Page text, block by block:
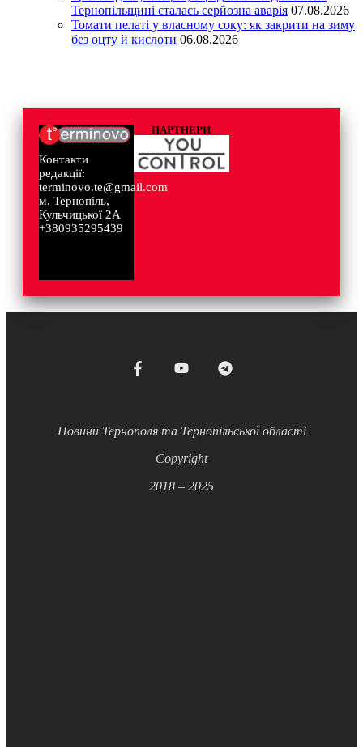
Тернопільщині сталась серйозна аварія 07.08.2026
Томати пелаті у власному соку: як закрити на зиму
без оцту й кислоти 06.08.2026
Контакти
редакції:
terminovo.te@gmail.com
м. Тернопіль,
Кульчицької 2А
+380935295439
ПАРТНЕРИ
Новини Тернополя та Тернопільської області
Copyright
2018 – 2025